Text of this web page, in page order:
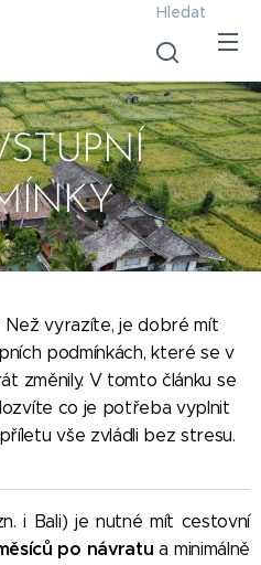
Hledat
Než vyrazíte, je dobré mít
podmínkách, které se v
změnily. V tomto článku se
co je potřeba vyplnit
vše zvládli bez stresu.
i Bali) je nutné mít cestovní
po návratu a minimálně